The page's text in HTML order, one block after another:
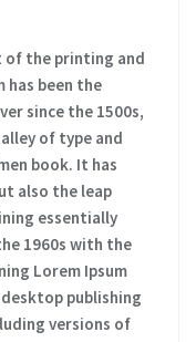
of the printing and
has been the
since the 1500s,
of type and
book. It has
also the leap
essentially
1960s with the
Lorem Ipsum
publishing
versions of